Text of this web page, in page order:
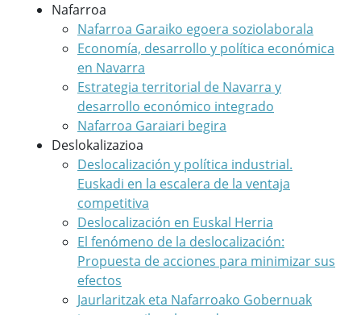
Nafarroa
Nafarroa Garaiko egoera soziolaborala
Economía, desarrollo y política económica
en Navarra
Estrategia territorial de Navarra y
desarrollo económico integrado
Nafarroa Garaiari begira
Deslokalizazioa
Deslocalización y política industrial.
Euskadi en la escalera de la ventaja
competitiva
Deslocalización en Euskal Herria
El fenómeno de la deslocalización:
Propuesta de acciones para minimizar sus
efectos
Jaurlaritzak eta Nafarroako Gobernuak